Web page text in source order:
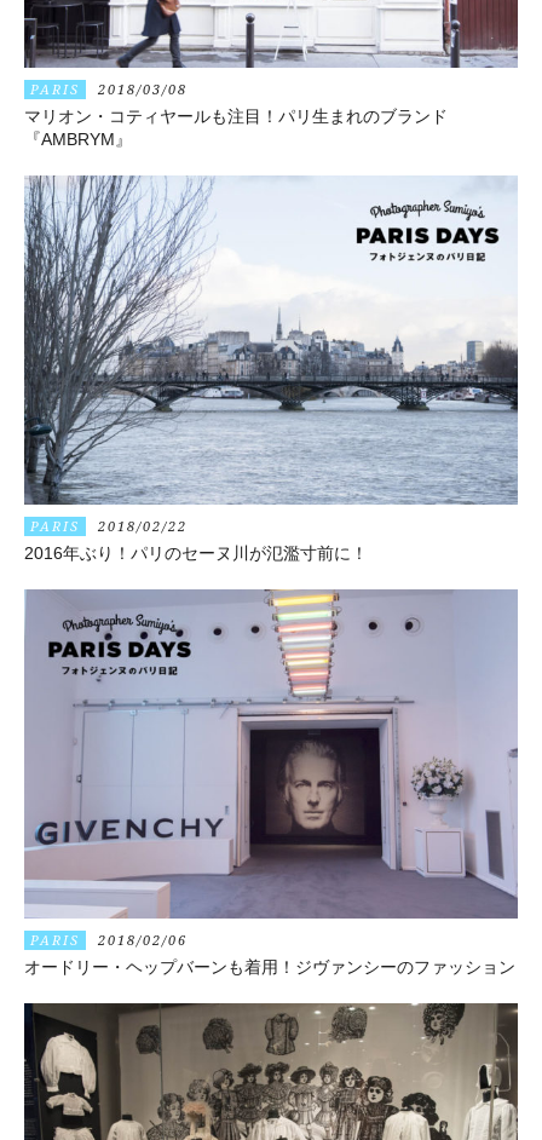
PARIS 2018/03/08
マリオン・コティヤールも注目！パリ生まれのブランド
『AMBRYM』
PARIS 2018/02/22
2016年ぶり！パリのセーヌ川が氾濫寸前に！
PARIS 2018/02/06
オードリー・ヘップバーンも着用！ジヴァンシーのファッション